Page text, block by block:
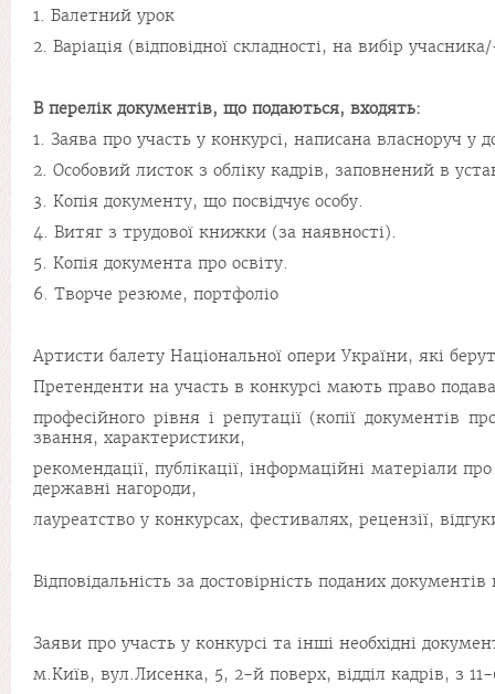
1. Балетний урок
2. Варіація (відповідної складності, на вибір
В перелік документів, що подаються, входять:
1. Заява про участь у конкурсі, написана власноруч у
2. Особовий листок з обліку кадрів, заповнений в
3. Копія документу, що посвідчує особу.
4. Витяг з трудової книжки (за наявності).
5. Копія документа про освіту.
6. Творче резюме, портфоліо
Артисти балету Національної опери України, які
Претенденти на участь в конкурсі мають право
професійного рівня і репутації (копії документів
звання, характеристики,
рекомендації, публікації, інформаційні матеріали
державні нагороди,
лауреатство у конкурсах, фестивалях, рецензії,
Відповідальність за достовірність поданих
Заяви про участь у конкурсі та інші необхідні
м.Київ, вул.Лисенка, 5, 2-й поверх, відділ кадрів, з